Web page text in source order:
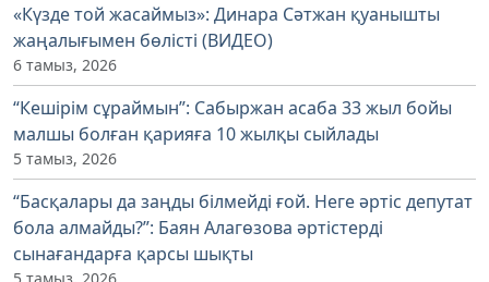
«Күзде той жасаймыз»: Динара Сәтжан қуанышты
жаңалығымен бөлісті (ВИДЕО)
6 тамыз, 2026
“Кешірім сұраймын”: Сабыржан асаба 33 жыл бойы
малшы болған қарияға 10 жылқы сыйлады
5 тамыз, 2026
“Басқалары да заңды білмейді ғой. Неге әртіс депутат
бола алмайды?”: Баян Алагөзова әртістерді
сынағандарға қарсы шықты
5 тамыз, 2026